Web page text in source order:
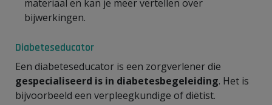
materiaal en kan je meer vertellen over
bijwerkingen.
Diabeteseducator
Een diabeteseducator is een zorgverlener die
gespecialiseerd is in diabetesbegeleiding. Het is
bijvoorbeeld een verpleegkundige of diëtist.